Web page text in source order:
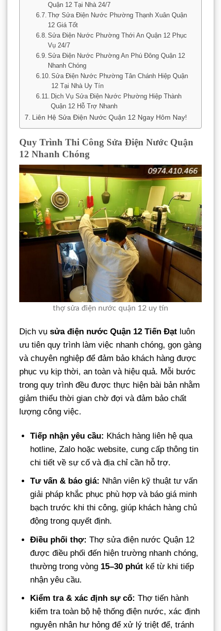
Quận 12 Tại Nhà 24/7
Thợ Sửa Điện Nước Phường Thạnh Xuân Quận
12 Giá Tốt
Sửa Điện Nước Phường Thới An Quận 12 Phục
Vụ 24/7
Sửa Điện Nước Phường An Phú Đông Quận 12
Nhanh Chóng
Sửa Điện Nước Phường Tân Chánh Hiệp Quận
12 Tại Nhà Uy Tín
Dịch Vụ Sửa Điện Nước Phường Hiệp Thành
Quận 12 Hỗ Trợ Nhanh
Liên Hệ Sửa Điện Nước Quận 12 Ngay Hôm Nay!
Quy Trình Thi Công Sửa Điện Nước Quận
12 Nhanh Chóng
thợ sửa điện nước quận 12 uy tín
Dịch vụ sửa điện nước Quận 12 Tiến Đạt luôn
ưu tiên quy trình làm việc nhanh chóng, gọn gàng
và chuyên nghiệp để đảm bảo khách hàng được
phục vụ kịp thời, an toàn và hiệu quả. Mỗi bước
trong quy trình đều được thực hiện bài bản nhằm
giảm thiểu thời gian chờ đợi và đảm bảo chất
lượng công việc.
Tiếp nhận yêu cầu: Khách hàng liên hệ qua
hotline, Zalo hoặc website, cung cấp thông tin
chi tiết về sự cố và địa chỉ cần hỗ trợ.
Tư vấn & báo giá: Nhân viên kỹ thuật tư vấn
giải pháp khắc phục phù hợp và báo giá minh
bạch trước khi thi công, giúp khách hàng chủ
động trong quyết định.
Điều phối thợ: Thợ sửa điện nước Quận 12
được điều phối đến hiện trường nhanh chóng,
thường trong vòng 15–30 phút kể từ khi tiếp
nhận yêu cầu.
Kiểm tra & xác định sự cố: Thợ tiến hành
kiểm tra toàn bộ hệ thống điện nước, xác định
nguyên nhân hư hỏng để xử lý triệt để, tránh